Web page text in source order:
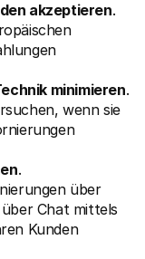
akzeptieren.
minimieren.
wenn sie
.
über
Chat mittels
Kunden